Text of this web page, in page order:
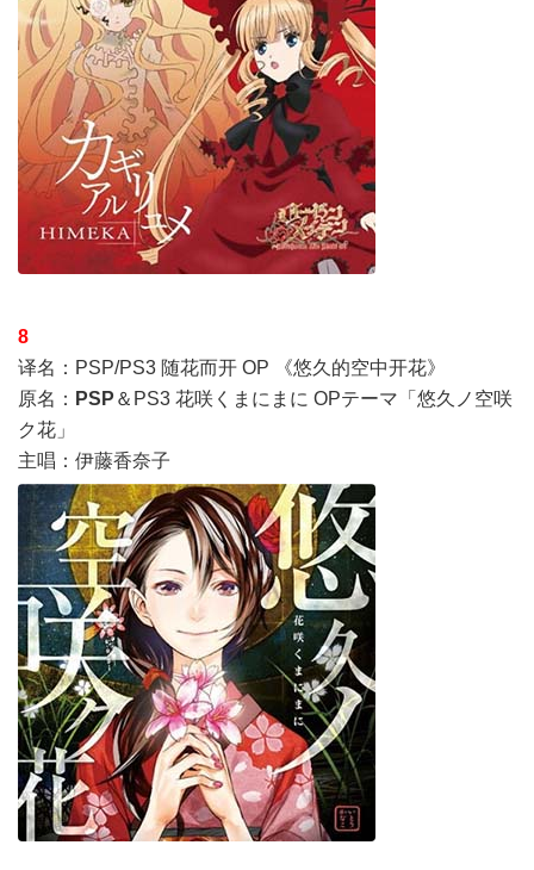
8
译名：PSP/PS3 随花而开 OP 《悠久的空中开花》
原名： PSP ＆PS3 花咲くまにまに OPテーマ「悠久ノ空咲
ク花」
主唱：伊藤香奈子